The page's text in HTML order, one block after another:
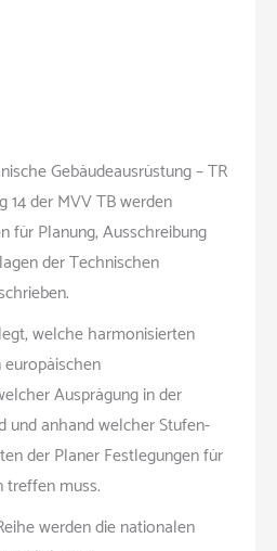
Gebäudeausrüstung – TR
14 der MVV TB werden
für Planung, Ausschreibung
der Technischen
welche harmonisierten
Ausprägung in der
und anhand welcher Stufen-
der Planer Festlegungen für
muss.
werden die nationalen